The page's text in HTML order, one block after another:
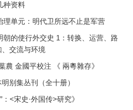
种资料
理单元：明代卫所远不止是军营
朝的使行外交史 1：转换、运营、路
交流与环境
農 金國平校注 《 兩粵雜存》
别集丛刊（全十册）
：<宋史·外国传>研究》